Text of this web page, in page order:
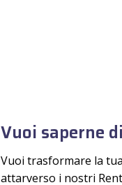
Vuoi saperne
Vuoi trasformare la
attarverso i nostri